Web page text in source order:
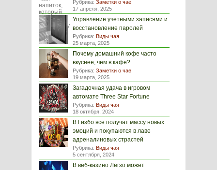
Рубрика: Заметки о чае
17 апреля, 2025
Управление учетными записями и
восстановление паролей
Рубрика: Виды чая
25 марта, 2025
Почему домашний кофе часто
вкуснее, чем в кафе?
Рубрика: Заметки о чае
19 марта, 2025
Загадочная удача в игровом
автомате Three Star Fortune
Рубрика: Виды чая
18 октября, 2024
В Гизбо все получат массу новых
эмоций и покупаются в лаве
адреналиновых страстей
Рубрика: Виды чая
5 сентября, 2024
В веб-казино Легзо может